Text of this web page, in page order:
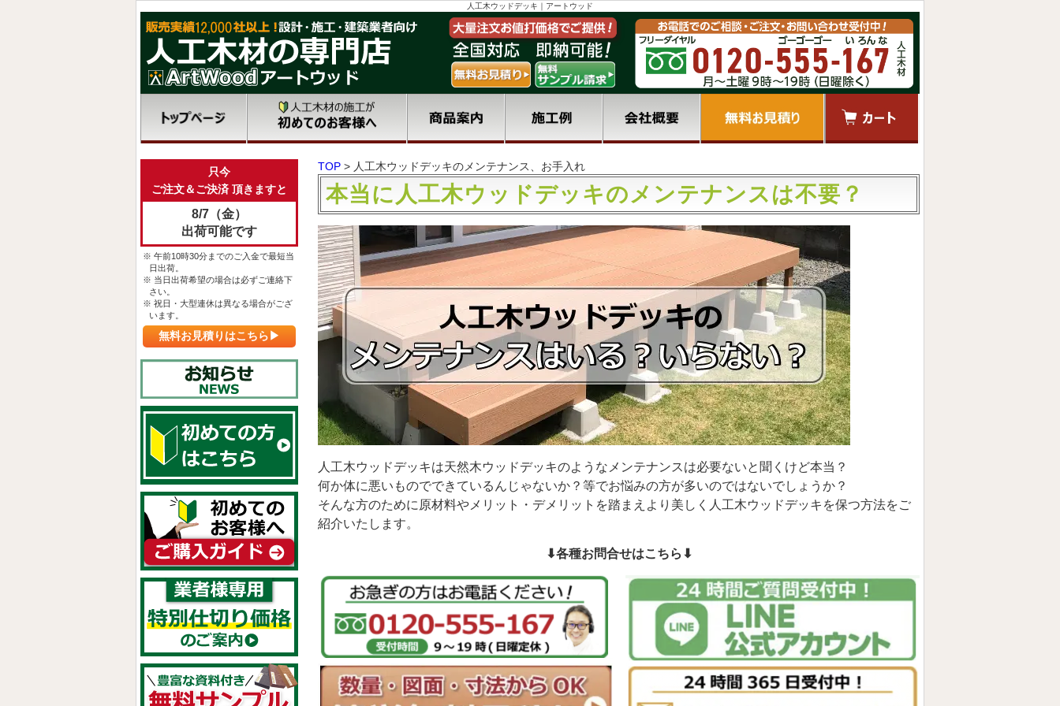
人工木ウッドデッキ｜アートウッド
TOP > 人工木ウッドデッキのメンテナンス、お手入れ
本当に人工木ウッドデッキのメンテナンスは不要？
人工木ウッドデッキは天然木ウッドデッキのようなメンテナンスは必要ないと聞くけど本当？
何か体に悪いものでできているんじゃないか？等でお悩みの方が多いのではないでしょうか？
そんな方のために原材料やメリット・デメリットを踏まえより美しく人工木ウッドデッキを保つ方法をご
紹介いたします。
⬇︎各種お問合せはこちら⬇︎
只今
ご注文＆ご決済 頂きますと
8/7（金）
出荷可能です
※ 午前10時30分までのご入金で最短当
日出荷。
※ 当日出荷希望の場合は必ずご連絡下
さい。
※ 祝日・大型連休は異なる場合がござ
います。
無料お見積りはこちら▶